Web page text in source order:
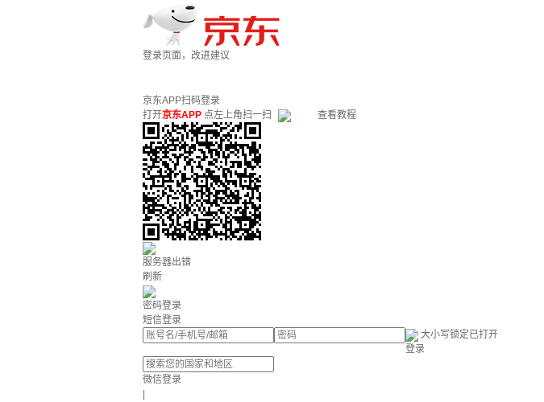
登录页面，改进建议
京东APP扫码登录
打开京东APP 点左上角扫一扫 查看教程
服务器出错
刷新
密码登录
短信登录
大小写锁定已打开
登录
微信登录